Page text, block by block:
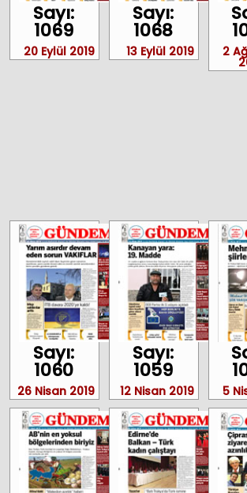
Sayı:
1069
20 Eylül 2019
Sayı:
1068
13 Eylül 2019 2
Sayı:
1060
26 Nisan 2019
Sayı:
1059
12 Nisan 2019 5